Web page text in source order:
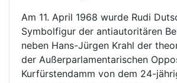
Am 11. April 1968 wurde Rudi
Symbolfigur der antiautoritären
neben Hans-Jürgen Krahl der
der Außerparlamentarischen
Kurfürstendamm von dem 24-